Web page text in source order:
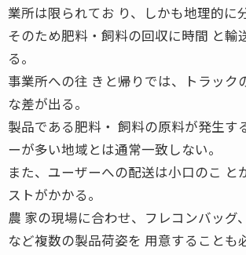
業所は限られてお り、しかも地理的に
そのため肥料・飼料の回収に時間 と輸
る。
事業所への往 きと帰りでは、トラック
な差が出る。
製品である肥料・ 飼料の原料が発生す
ーが多い地域とは通常一致しない。
また、ユーザーへの配送は小口のこ と
ストがかかる。
農 家の現場に合わせ、フレコンバッグ
など複数の製品荷姿を 用意することも